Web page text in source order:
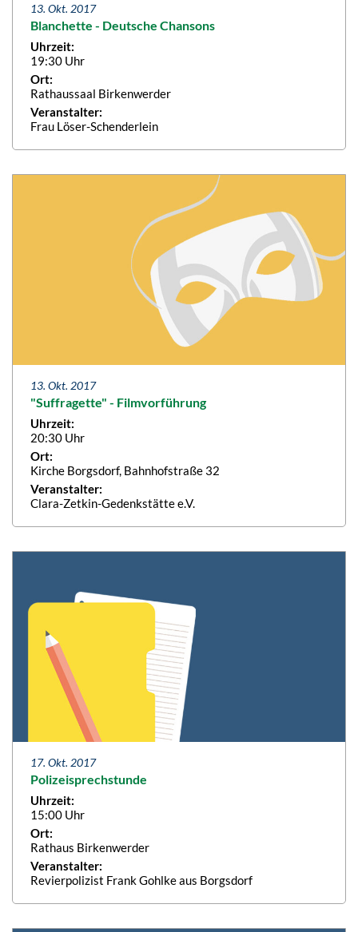
13. Okt. 2017
Blanchette - Deutsche Chansons
Uhrzeit:
19:30 Uhr
Ort:
Rathaussaal Birkenwerder
Veranstalter:
Frau Löser-Schenderlein
13. Okt. 2017
"Suffragette" - Filmvorführung
Uhrzeit:
20:30 Uhr
Ort:
Kirche Borgsdorf, Bahnhofstraße 32
Veranstalter:
Clara-Zetkin-Gedenkstätte e.V.
17. Okt. 2017
Polizeisprechstunde
Uhrzeit:
15:00 Uhr
Ort:
Rathaus Birkenwerder
Veranstalter:
Revierpolizist Frank Gohlke aus Borgsdorf